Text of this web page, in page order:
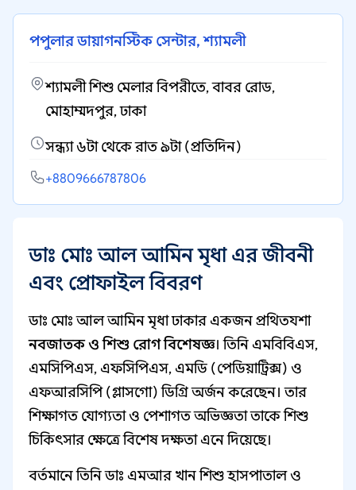
পপুলার ডায়াগনস্টিক সেন্টার, শ্যামলী
শ্যামলী শিশু মেলার বিপরীতে, বাবর রোড,
মোহাম্মদপুর, ঢাকা
সন্ধ্যা ৬টা থেকে রাত ৯টা (প্রতিদিন)
+8809666787806
ডাঃ মোঃ আল আমিন মৃধা এর জীবনী
এবং প্রোফাইল বিবরণ
ডাঃ মোঃ আল আমিন মৃধা ঢাকার একজন প্রথিতযশা
নবজাতক ও শিশু রোগ বিশেষজ্ঞ। তিনি এমবিবিএস,
এমসিপিএস, এফসিপিএস, এমডি (পেডিয়াট্রিক্স) ও
এফআরসিপি (গ্লাসগো) ডিগ্রি অর্জন করেছেন। তার
শিক্ষাগত যোগ্যতা ও পেশাগত অভিজ্ঞতা তাকে শিশু
চিকিৎসার ক্ষেত্রে বিশেষ দক্ষতা এনে দিয়েছে।
বর্তমানে তিনি ডাঃ এমআর খান শিশু হাসপাতাল ও